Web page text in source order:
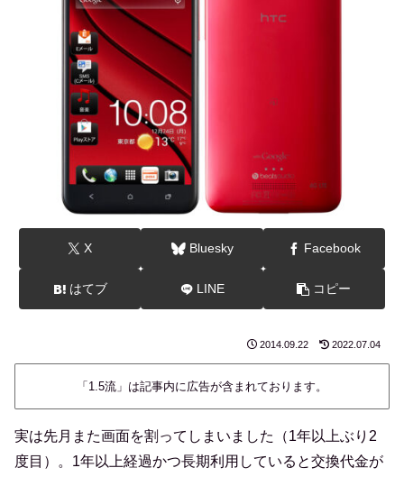
X Bluesky Facebook
はてブ LINE コピー
2014.09.22 2022.07.04
「1.5流」は記事内に広告が含まれております。
実は先月また画面を割ってしまいました（1年以上ぶり2
度目）。1年以上経過かつ長期利用していると交換代金が